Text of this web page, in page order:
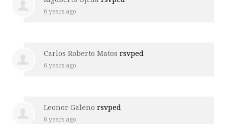
6 years ago
Carlos Roberto Matos rsvped
6 years ago
Leonor Galeno rsvped
6 years ago